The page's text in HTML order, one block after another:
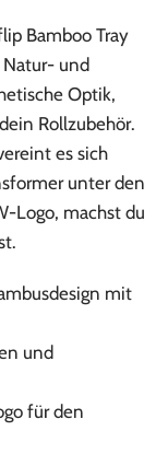
Bamboo Tray
Natur- und
Optik,
Rollzubehör.
es sich
unter den
Logo, machst du
mit
und
für den